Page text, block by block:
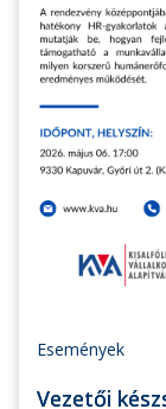
Események
Vezetői